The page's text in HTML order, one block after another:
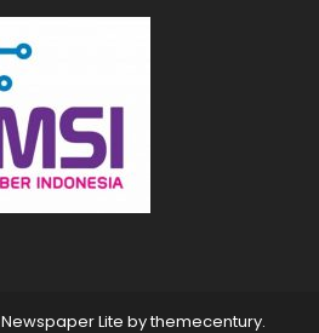
Newspaper Lite bythemecentury.